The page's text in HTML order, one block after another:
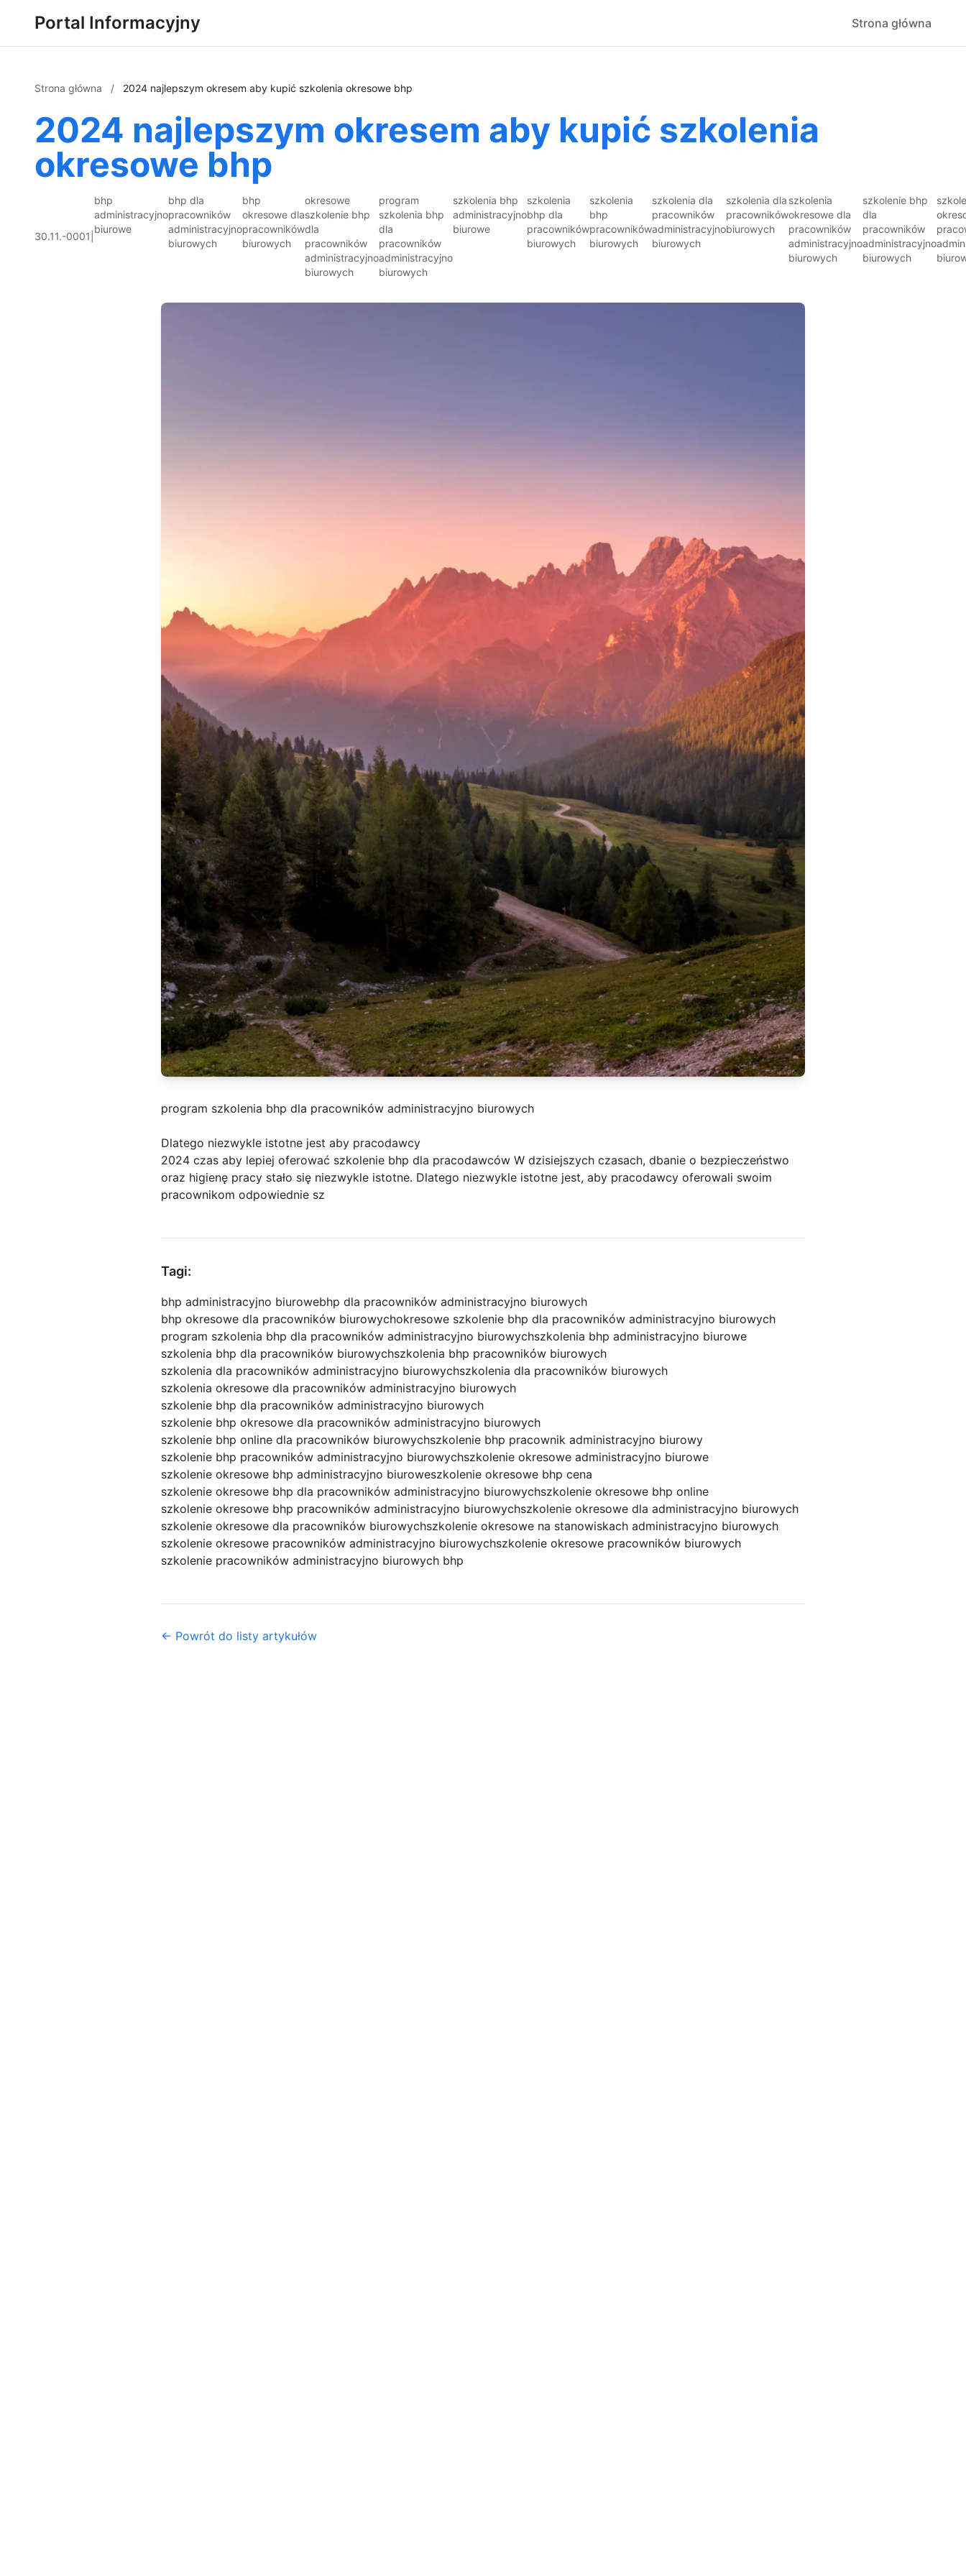
Portal Informacyjny Strona główna
Strona główna / 2024 najlepszym okresem aby kupić szkolenia okresowe bhp
2024 najlepszym okresem aby kupić szkolenia
okresowe bhp
30.11.-0001
bhp
administracyjno
biurowe
bhp dla
pracowników
administracyjno
biurowych
bhp
okresowe dla
pracowników
biurowych
okresowe
szkolenie bhp
dla
pracowników
administracyjno
biurowych
program
szkolenia bhp
dla
pracowników
administracyjno
biurowych
szkolenia bhp
administracyjno
biurowe
szkolenia
bhp dla
pracowników
biurowych
szkolenia
bhp
pracowników
biurowych
szkolenia dla
pracowników
administracyjno
biurowych
szkolenia dla
pracowników
biurowych
szkolenia
okresowe dla
pracowników
administracyjno
biurowych
szkolenie bhp
dla
pracowników
administracyjno
biurowych
program szkolenia bhp dla pracowników administracyjno biurowych
Dlatego niezwykle istotne jest aby pracodawcy
2024 czas aby lepiej oferować szkolenie bhp dla pracodawców W dzisiejszych czasach, dbanie o bezpieczeństwo
oraz higienę pracy stało się niezwykle istotne. Dlatego niezwykle istotne jest, aby pracodawcy oferowali swoim
pracownikom odpowiednie sz
Tagi:
bhp administracyjno biurowebhp dla pracowników administracyjno biurowych
bhp okresowe dla pracowników biurowychokresowe szkolenie bhp dla pracowników administracyjno biurowych
program szkolenia bhp dla pracowników administracyjno biurowychszkolenia bhp administracyjno biurowe
szkolenia bhp dla pracowników biurowychszkolenia bhp pracowników biurowych
szkolenia dla pracowników administracyjno biurowychszkolenia dla pracowników biurowych
szkolenia okresowe dla pracowników administracyjno biurowych
szkolenie bhp dla pracowników administracyjno biurowych
szkolenie bhp okresowe dla pracowników administracyjno biurowych
szkolenie bhp online dla pracowników biurowychszkolenie bhp pracownik administracyjno biurowy
szkolenie bhp pracowników administracyjno biurowychszkolenie okresowe administracyjno biurowe
szkolenie okresowe bhp administracyjno biuroweszkolenie okresowe bhp cena
szkolenie okresowe bhp dla pracowników administracyjno biurowychszkolenie okresowe bhp online
szkolenie okresowe bhp pracowników administracyjno biurowychszkolenie okresowe dla administracyjno biurowych
szkolenie okresowe dla pracowników biurowychszkolenie okresowe na stanowiskach administracyjno biurowych
szkolenie okresowe pracowników administracyjno biurowychszkolenie okresowe pracowników biurowych
szkolenie pracowników administracyjno biurowych bhp
← Powrót do listy artykułów